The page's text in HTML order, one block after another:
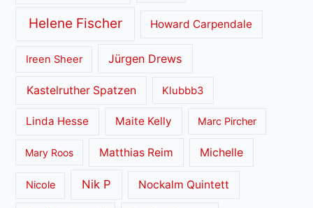
Helene Fischer Howard Carpendale
Ireen Sheer Jürgen Drews
Kastelruther Spatzen Klubbb3
Linda Hesse Maite Kelly Marc Pircher
Mary Roos Matthias Reim Michelle
Nicole Nik P Nockalm Quintett